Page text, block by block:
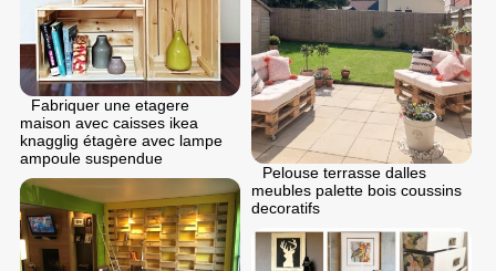
Fabriquer une etagere
maison avec caisses ikea
knagglig étagère avec lampe
ampoule suspendue
Pelouse terrasse dalles
meubles palette bois coussins
decoratifs